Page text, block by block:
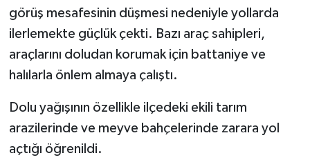
görüş mesafesinin düşmesi nedeniyle yollarda
ilerlemekte güçlük çekti. Bazı araç sahipleri,
araçlarını doludan korumak için battaniye ve
halılarla önlem almaya çalıştı.
​Dolu yağışının özellikle ilçedeki ekili tarım
arazilerinde ve meyve bahçelerinde zarara yol
açtığı öğrenildi.